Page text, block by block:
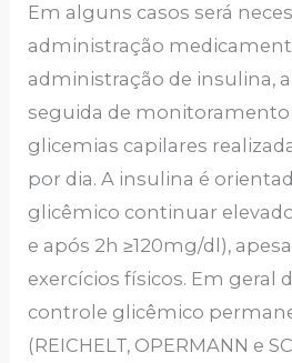
Em alguns casos será
administração
administração de insulina,
seguida de
glicemias capilares
por dia. A insulina é
glicêmico continuar
e após 2h ≥120mg/dl),
exercícios físicos. Em geral
controle glicêmico
(REICHELT, OPERMANN e